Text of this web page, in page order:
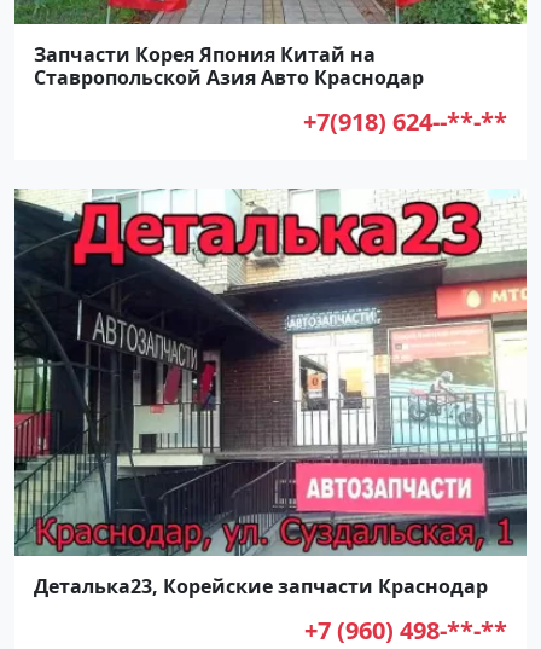
Запчасти Корея Япония Китай на
Ставропольской Азия Авто Краснодар
+7(918) 624--**-**
Деталька23, Корейские запчасти Краснодар
+7 (960) 498-**-**